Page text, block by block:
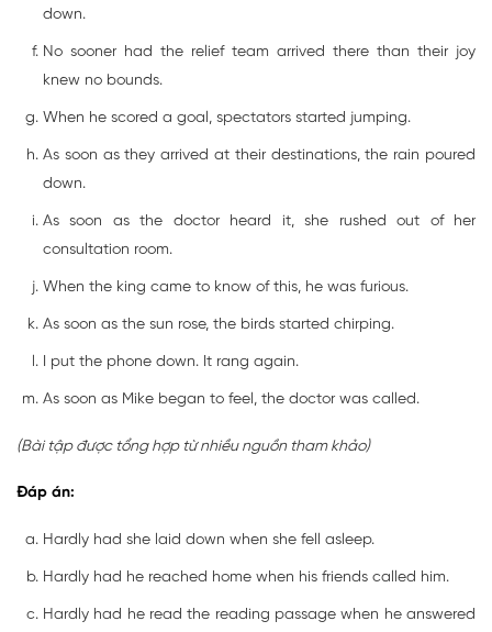
down.
No sooner had the relief team arrived there than their joy
knew no bounds.
When he scored a goal, spectators started jumping.
As soon as they arrived at their destinations, the rain poured
down.
As soon as the doctor heard it, she rushed out of her
consultation room.
When the king came to know of this, he was furious.
As soon as the sun rose, the birds started chirping.
I put the phone down. It rang again.
As soon as Mike began to feel, the doctor was called.
(Bài tập được tổng hợp từ nhiều nguồn tham khảo)
Đáp án:
Hardly had she laid down when she fell asleep.
Hardly had he reached home when his friends called him.
Hardly had he read the reading passage when he answered